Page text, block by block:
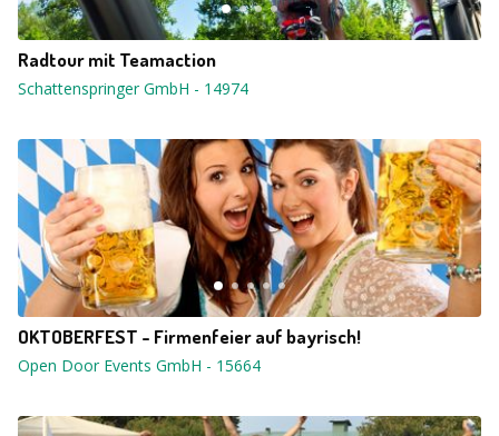
Radtour mit Teamaction
Schattenspringer GmbH - 14974
OKTOBERFEST - Firmenfeier auf bayrisch!
Open Door Events GmbH - 15664